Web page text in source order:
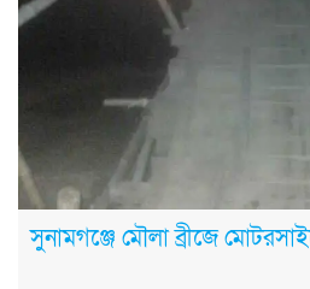
সুনামগঞ্জে মৌলা ব্রীজে